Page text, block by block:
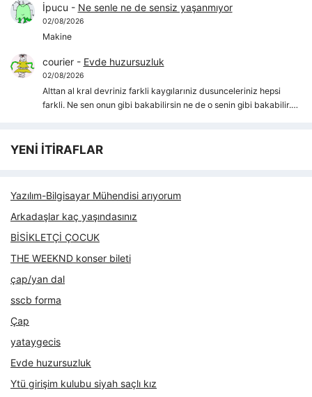
İpucu - Ne senle ne de sensiz yaşanmıyor
02/08/2026
Makine
courier- Evde huzursuzluk
02/08/2026
Alttan al kral devriniz farkli kaygılarıniz dusunceleriniz hepsi
farkli. Ne sen onun gibi bakabilirsin ne de o senin gibi bakabilir.…
YENİ İTİRAFLAR
Yazılım-Bilgisayar Mühendisi arıyorum
Arkadaşlar kaç yaşındasınız
BİSİKLETÇİ ÇOCUK
THE WEEKND konser bileti
çap/yan dal
sscb forma
Çap
yataygecis
Evde huzursuzluk
Ytü girişim kulubu siyah saçlı kız